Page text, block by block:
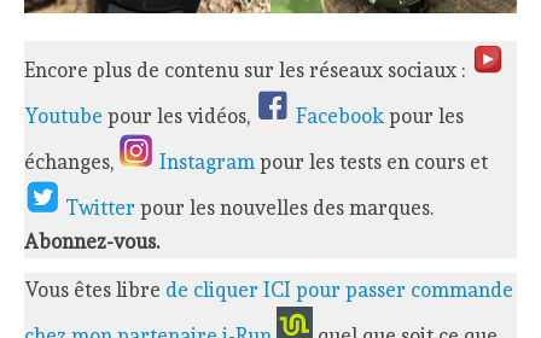
Encore plus de contenu sur les réseaux sociaux :
Youtube pour les vidéos, Facebookpour les
échanges,
Instagrampour les tests en cours et
Twitterpour les nouvelles des marques.
Abonnez-vous.
Vous êtes libre de cliquer ICI pour passer commande